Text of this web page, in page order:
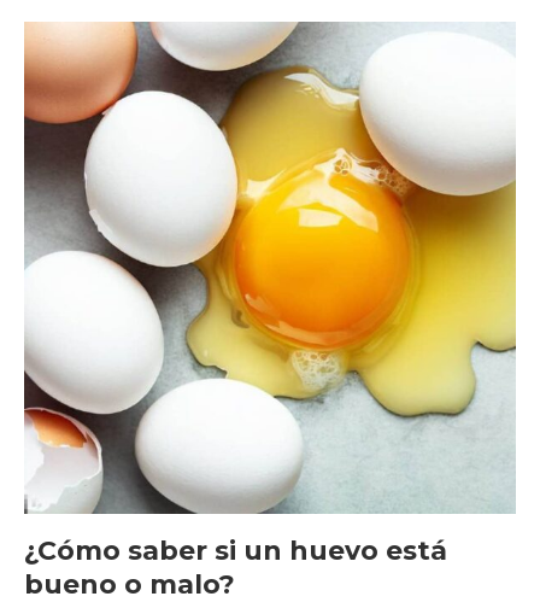
¿Cómo saber si un huevo está
bueno o malo?